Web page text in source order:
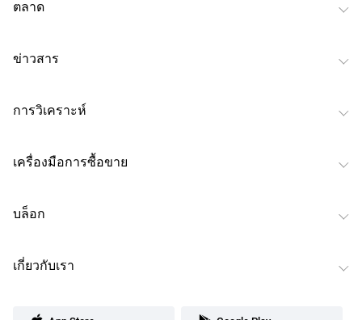
ตลาด
ข่าวสาร
การวิเคราะห์
เครื่องมือการซื้อขาย
บล็อก
เกี่ยวกับเรา